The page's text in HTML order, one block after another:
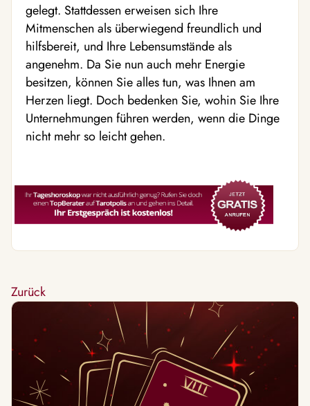
gelegt. Stattdessen erweisen sich Ihre
Mitmenschen als überwiegend freundlich und
hilfsbereit, und Ihre Lebensumstände als
angenehm. Da Sie nun auch mehr Energie
besitzen, können Sie alles tun, was Ihnen am
Herzen liegt. Doch bedenken Sie, wohin Sie Ihre
Unternehmungen führen werden, wenn die Dinge
nicht mehr so leicht gehen.
Zurück